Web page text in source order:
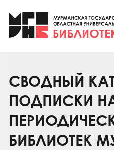
Клуб «Гиря и
Клуб «Семейный
Коллегам
Контакты
СВОДНЫЙ
ПОДПИСКИ
БИБЛИОТЕК